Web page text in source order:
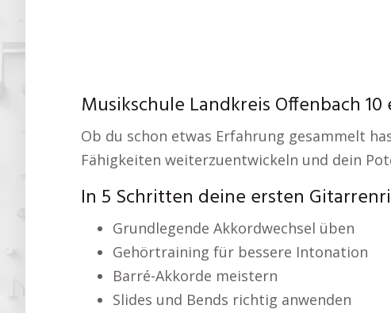
Musikschule Landkreis Offenbach
Ob du schon etwas Erfahrung gesammelt
Fähigkeiten weiterzuentwickeln und dein
In 5 Schritten deine ersten
Grundlegende Akkordwechsel üben
Gehörtraining für bessere Intonation
Barré-Akkorde meistern
Slides und Bends richtig anwenden